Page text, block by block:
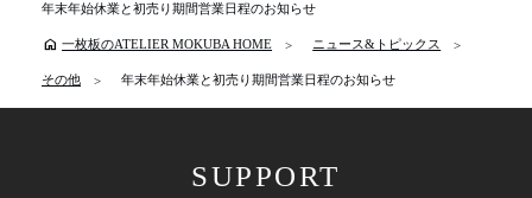
年末年始休業と初売り期間営業日程のお知らせ
home 一枚板のATELIER MOKUBA HOME ニュース&トピックス
その他 年末年始休業と初売り期間営業日程のお知らせ
SUPPORT